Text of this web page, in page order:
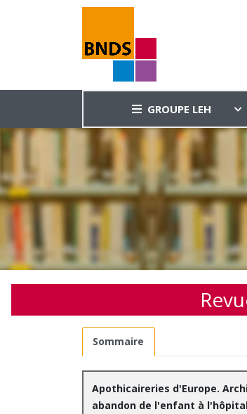
GROUPE LEH
Sommaire
Apothicaireries d'Europe.
abandon de l'enfant à